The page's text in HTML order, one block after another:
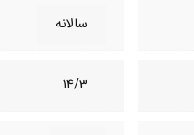
سالانه
14/3